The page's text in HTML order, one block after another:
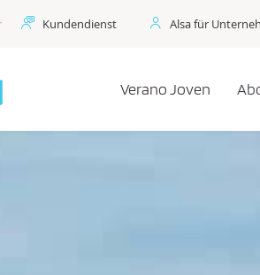
Kundendienst Alsa für
Verano Joven